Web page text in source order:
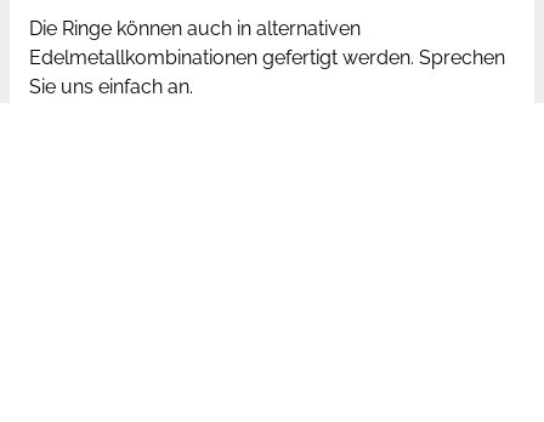
Die Ringe können auch in alternativen
Edelmetallkombinationen gefertigt werden. Sprechen
Sie uns einfach an.